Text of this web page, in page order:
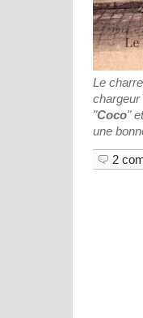
Le
chargeur
"Coco"
une
2